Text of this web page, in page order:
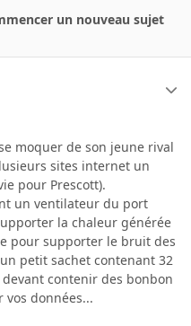
un nouveau sujet
moquer de son jeune rival
sites internet un
pour Prescott).
un ventilateur du port
la chaleur générée
pour supporter le bruit des
petit sachet contenant 32
contenir des bonbon
vos données...